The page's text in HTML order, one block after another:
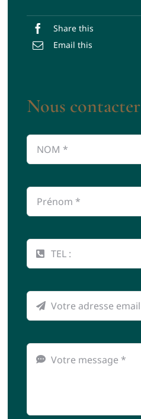
Share this
Email this
Nous contacter